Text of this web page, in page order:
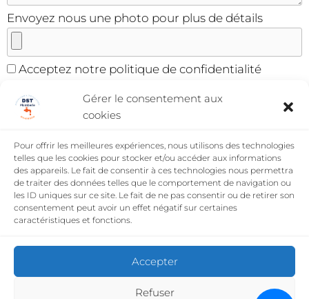
Gérer le consentement aux
cookies
Pour offrir les meilleures expériences, nous utilisons des technologies
telles que les cookies pour stocker et/ou accéder aux informations
des appareils. Le fait de consentir à ces technologies nous permettra
de traiter des données telles que le comportement de navigation ou
les ID uniques sur ce site. Le fait de ne pas consentir ou de retirer son
consentement peut avoir un effet négatif sur certaines
caractéristiques et fonctions.
Accepter
Refuser
Envoyez nous une photo pour plus de détails
Acceptez notre politique de confidentialité
InfogreffeSIRET
Assurance décennaleQBE FRANCE N°
008527512968
2023 Tout droit réservé DST Plomberie